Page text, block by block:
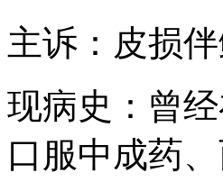
主诉：皮损
现病史：曾
口服中成药